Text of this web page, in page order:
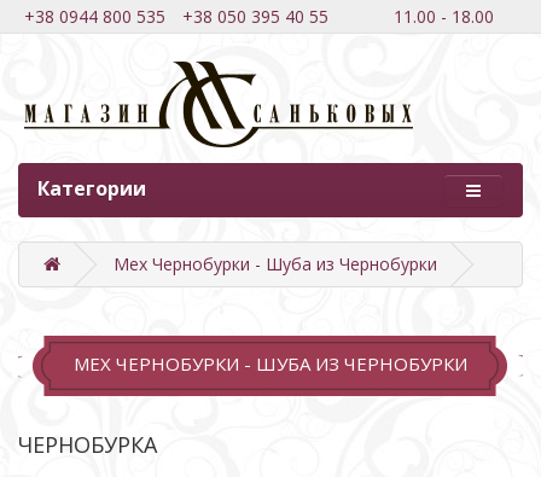
+38 0944 800 535 +38 050 395 40 55 11.00 - 18.00
Категории
Мех Чернобурки - Шуба из Чернобурки
МЕХ ЧЕРНОБУРКИ - ШУБА ИЗ ЧЕРНОБУРКИ
ЧЕРНОБУРКА